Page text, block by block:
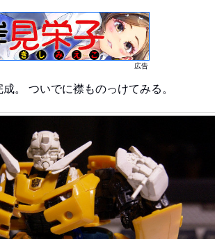
広告
。 ついでに襟ものっけてみる。